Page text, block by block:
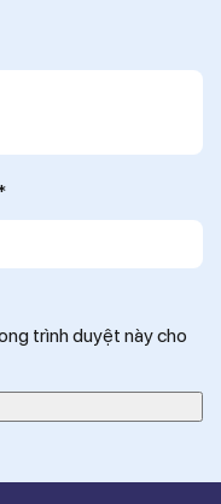
trình duyệt này cho